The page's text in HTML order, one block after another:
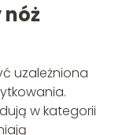
uzależniona
w kategorii